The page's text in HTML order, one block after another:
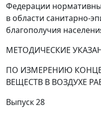
Федерации
в области санитарно-
благополучия
МЕТОДИЧЕСКИЕ
ПО ИЗМЕРЕНИЮ
ВЕЩЕСТВ В ВОЗДУХЕ
Выпуск 28